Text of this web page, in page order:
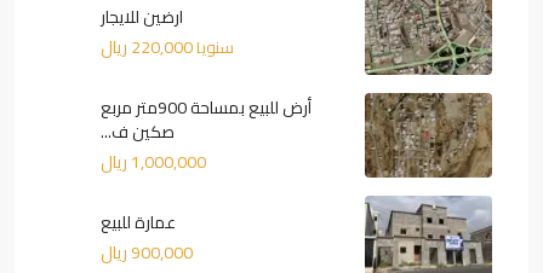
ارضين للايجار
سنويا220,000 ريال
أرض للبيع بمساحة 900متر مربع
صكين ف...
1,000,000 ريال
عمارة للبيع
900,000 ريال